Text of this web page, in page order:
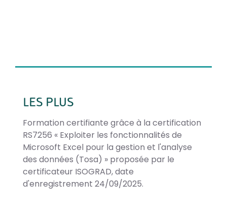
LES PLUS
Formation certifiante grâce à la certification
RS7256 « Exploiter les fonctionnalités de
Microsoft Excel pour la gestion et l'analyse
des données (Tosa) » proposée par le
certificateur ISOGRAD, date
d'enregistrement 24/09/2025.